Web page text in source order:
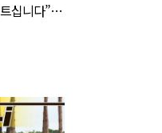
십니다”…